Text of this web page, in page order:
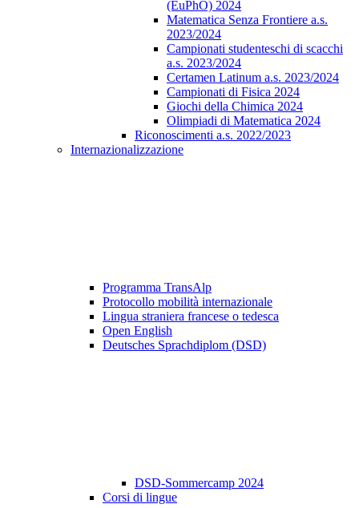
(EuPhO) 2024
Matematica Senza Frontiere a.s.
2023/2024
Campionati studenteschi di scacchi
a.s. 2023/2024
Certamen Latinum a.s. 2023/2024
Campionati di Fisica 2024
Giochi della Chimica 2024
Olimpiadi di Matematica 2024
Riconoscimenti a.s. 2022/2023
Internazionalizzazione
Programma TransAlp
Protocollo mobilità internazionale
Lingua straniera francese o tedesca
Open English
Deutsches Sprachdiplom (DSD)
DSD-Sommercamp 2024
Corsi di lingue